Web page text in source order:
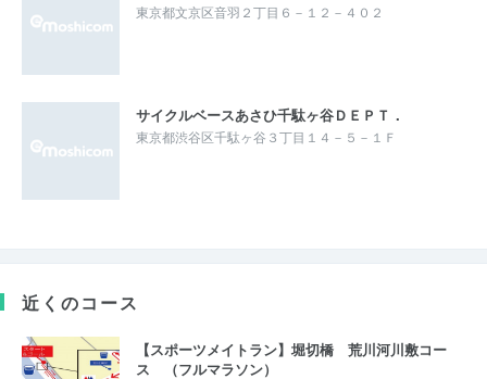
東京都文京区音羽２丁目６－１２－４０２
サイクルベースあさひ千駄ヶ谷ＤＥＰＴ．
東京都渋谷区千駄ヶ谷３丁目１４－５－１Ｆ
近くのコース
【スポーツメイトラン】堀切橋 荒川河川敷コー
ス （フルマラソン）